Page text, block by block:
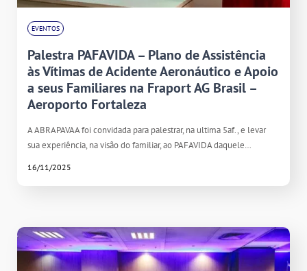
EVENTOS
Palestra PAFAVIDA – Plano de Assistência
às Vítimas de Acidente Aeronáutico e Apoio
a seus Familiares na Fraport AG Brasil –
Aeroporto Fortaleza
A ABRAPAVAA foi convidada para palestrar, na ultima 5af., e levar
sua experiência, na visão do familiar, ao PAFAVIDA daquele…
16/11/2025